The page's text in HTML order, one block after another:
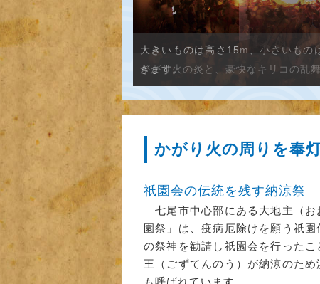
かがり火の炎と、豪快なキリコの乱舞
かがり火の周りを奉
祇園会の伝統を残す納涼祭
七尾市中心部にある大地主（お
園祭」は、疫病厄除けを願う祇
の祭神を勧請し祇園会を行った
王（ごずてんのう）が納涼のた
も呼ばれています。